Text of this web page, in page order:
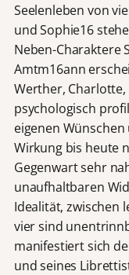
Seelenleben von
und Sophie16
Neben-Charaktere
Amtm16ann
Werther,
psychologisch
eigenen
Wirkung bis heute
Gegenwart sehr
unaufhaltbaren
Idealität, zwischen
vier sind
manifestiert sich
und seines